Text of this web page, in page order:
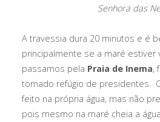
Senhora das
A travessia dura 20 minutos e é
principalmente se a maré estiver
passamos pela Praia de Inema,
tornado refúgio de presidentes.
feito na própria água, mas não
pois mesmo na maré cheia a